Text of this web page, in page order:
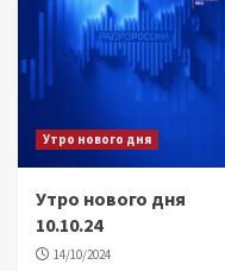
Утро нового дня
Утро нового дня
10.10.24
14/10/2024